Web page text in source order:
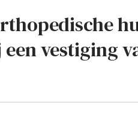
vestiging